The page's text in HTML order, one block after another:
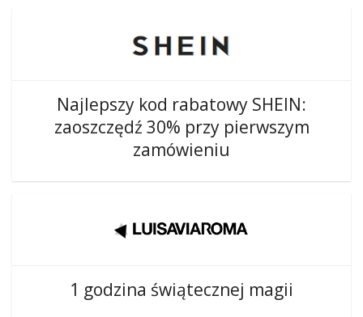
Najlepszy kod rabatowy SHEIN:
zaoszczędź 30% przy pierwszym
zamówieniu
1 godzina świątecznej magii